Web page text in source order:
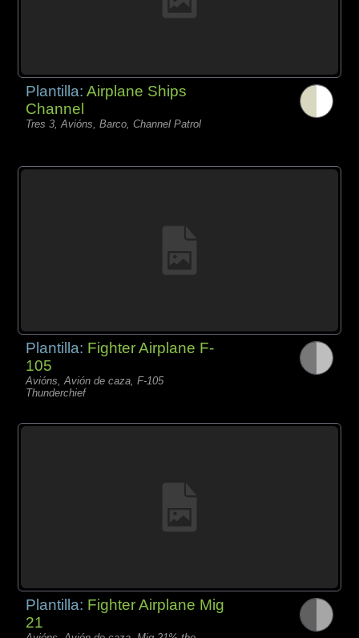
Plantilla:Airplane Ships
Channel
Tres 3, Avións, Barco, Channel Patrol
Plantilla: Fighter Airplane F-
105
Avións, Avión de caza, F-105
Thunderchief
Plantilla: Fighter Airplane Mig
21